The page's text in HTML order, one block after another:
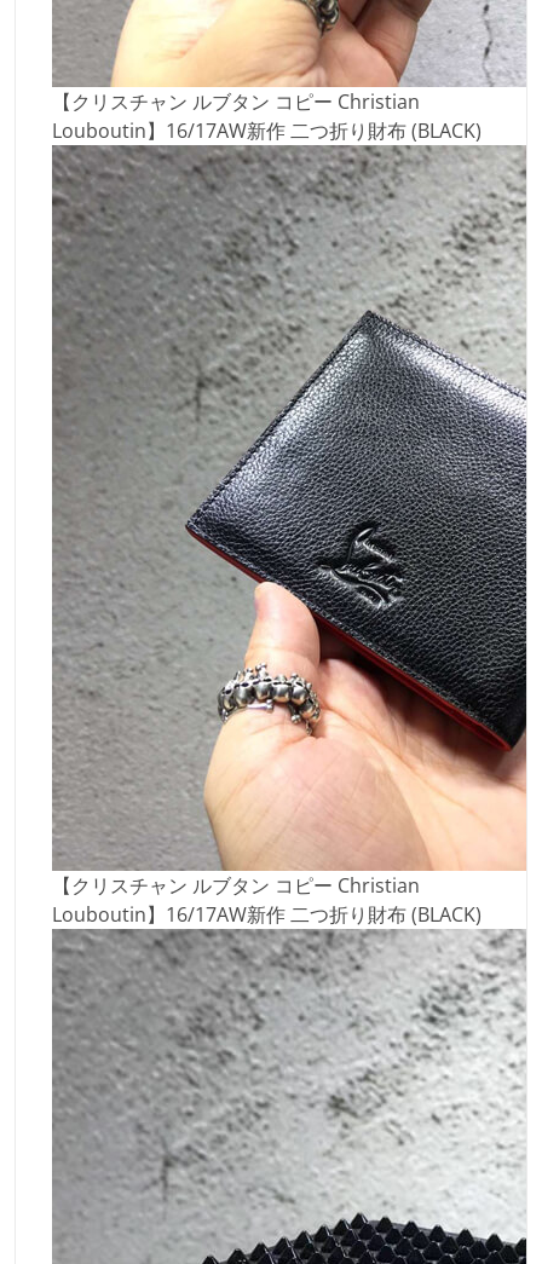
【クリスチャン ルブタン コピー Christian
Louboutin】16/17AW新作 二つ折り財布 (BLACK)
【クリスチャン ルブタン コピー Christian
Louboutin】16/17AW新作 二つ折り財布 (BLACK)